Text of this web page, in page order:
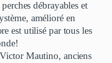
débrayables et
amélioré en
est utilisé par tous les
Mautino, anciens